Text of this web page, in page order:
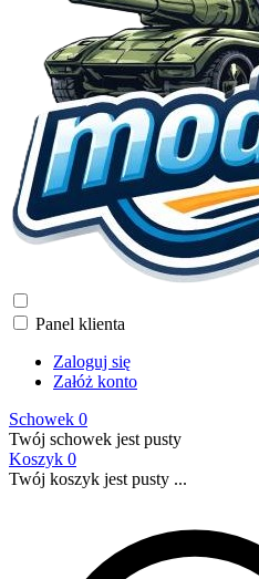
Panel klienta
Zaloguj się
Załóż konto
Schowek 0
Twój schowek jest pusty
Koszyk 0
Twój koszyk jest pusty ...